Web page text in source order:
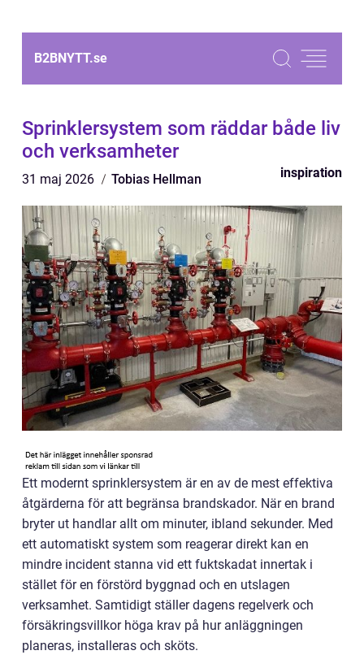
B2BNYTT.se
Sprinklersystem som räddar både liv
och verksamheter
31 maj 2026 Tobias Hellman inspiration
Ett modernt sprinklersystem är en av de mest effektiva
åtgärderna för att begränsa brandskador. När en brand
bryter ut handlar allt om minuter, ibland sekunder. Med
ett automatiskt system som reagerar direkt kan en
mindre incident stanna vid ett fuktskadat innertak i
stället för en förstörd byggnad och en utslagen
verksamhet. Samtidigt ställer dagens regelverk och
försäkringsvillkor höga krav på hur anläggningen
planeras, installeras och sköts.